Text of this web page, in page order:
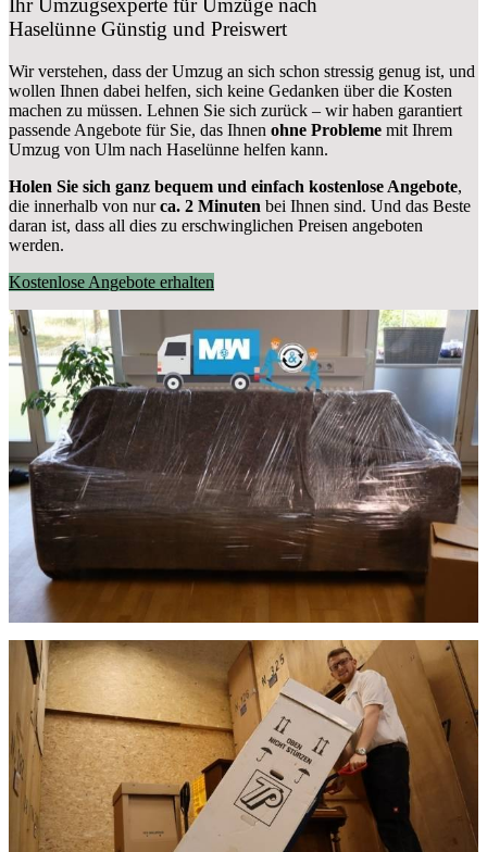
Ihr Umzugsexperte für Umzüge nach
Haselünne Günstig und Preiswert
Wir verstehen, dass der Umzug an sich schon stressig genug ist, und
wollen Ihnen dabei helfen, sich keine Gedanken über die Kosten
machen zu müssen. Lehnen Sie sich zurück – wir haben garantiert
passende Angebote für Sie, das Ihnen ohne Probleme mit Ihrem
Umzug von Ulm nach Haselünne helfen kann.
Holen Sie sich ganz bequem und einfach kostenlose Angebote,
die innerhalb von nurca. 2 Minuten bei Ihnen sind. Und das Beste
daran ist, dass all dies zu erschwinglichen Preisen angeboten
werden.
Kostenlose Angebote erhalten